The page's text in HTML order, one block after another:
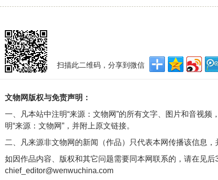
扫描此二维码，分享到微信
文物网版权与免责声明：
一、凡本站中注明“来源：文物网”的所有文字、图片和音视
明“来源：文物网”，并附上原文链接。
二、凡来源非文物网的新闻（作品）只代表本网传播该信息
如因作品内容、版权和其它问题需要同本网联系的，请在见后
chief_editor@wenwuchina.com